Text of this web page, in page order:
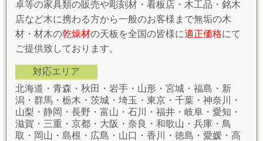
卓等の家具類の販売や彫刻材・看板店・木工品・銘木
店など木に携わる方から一般のお客様まで無垢の木
材・材木の乾燥材の天板を全国の皆様に適正価格にて
ご提供致しております。
対応エリア
北海道・青森・秋田・岩手・山形・宮城・福島・新
潟・群馬・栃木・茨城・埼玉・東京・千葉・神奈川・
山梨・静岡・長野・富山・石川・福井・岐阜・愛知・
滋賀・三重・京都・大阪・奈良・和歌山・兵庫・鳥
取・岡山・島根・広島・山口・香川・徳島・愛媛・高